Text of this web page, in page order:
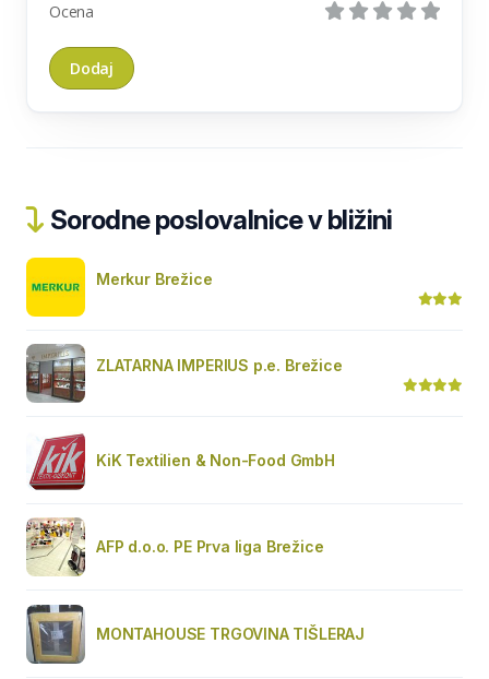
Ocena
Sorodne poslovalnice v bližini
Merkur Brežice
ZLATARNA IMPERIUS p.e. Brežice
KiK Textilien & Non-Food GmbH
AFP d.o.o. PE Prva liga Brežice
MONTAHOUSE TRGOVINA TIŠLERAJ